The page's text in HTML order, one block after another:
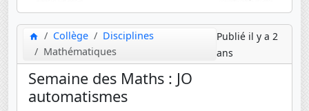
Collège
Disciplines
Mathématiques
Publié il y a 2
ans
Semaine des Maths : JO
automatismes